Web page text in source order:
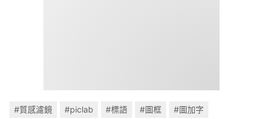
#質感濾鏡 #piclab #標語 #圖框 #圖加字